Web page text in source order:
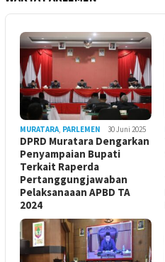
MURATARA PARLEMEN 30 Juni 2025
DPRD Muratara Dengarkan
Penyampaian Bupati
Terkait Raperda
Pertanggungjawaban
Pelaksanaaan APBD TA
2024